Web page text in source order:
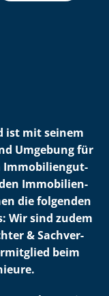
ist mit seinem
Umgebung für
Im­mo­bi­li­en­gut­
Im­mo­bi­li­en­
die folgenden
Wir sind zudem
& Sach­ver­
beim